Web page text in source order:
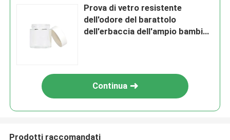
Prova di vetro resistente
dell'odore del barattolo
dell'erbaccia dell'ampio bambino
Continua
Prodotti raccomandati